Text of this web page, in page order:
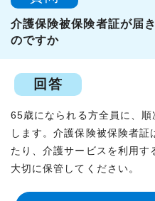
介護保険被保険者証が届
のですか
回答
65歳になられる方全員に、
します。介護保険被保険者
たり、介護サービスを利用す
大切に保管してください。